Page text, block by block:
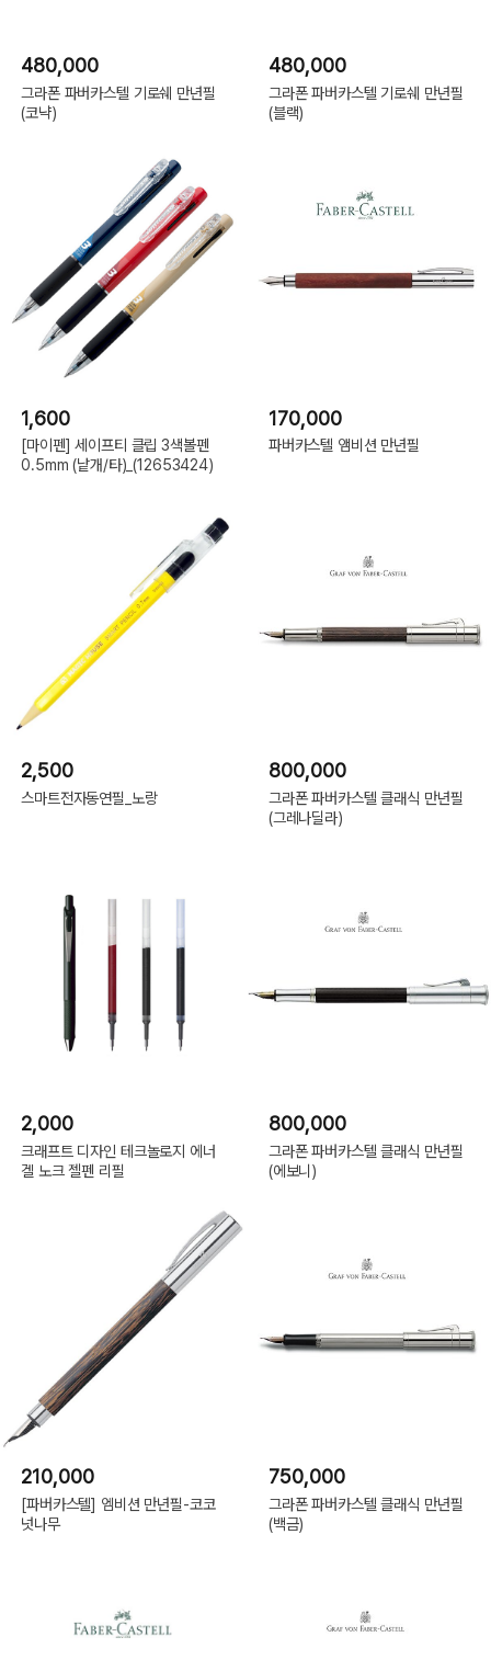
480,000
그라폰 파버카스텔 기로쉐 만년필
(코냑)
480,000
그라폰 파버카스텔 기로쉐 만년필
(블랙)
1,600
[마이펜] 세이프티 클립 3색볼펜
0.5mm (낱개/타)_(12653424)
170,000
파버카스텔 앰비션 만년필
2,500
스마트전자동연필_노랑
800,000
그라폰 파버카스텔 클래식 만년필
(그레나딜라)
2,000
크래프트 디자인 테크놀로지 에너
겔 노크 젤펜 리필
800,000
그라폰 파버카스텔 클래식 만년필
(에보니)
210,000
[파버카스텔] 엠비션 만년필-코코
넛나무
750,000
그라폰 파버카스텔 클래식 만년필
(백금)